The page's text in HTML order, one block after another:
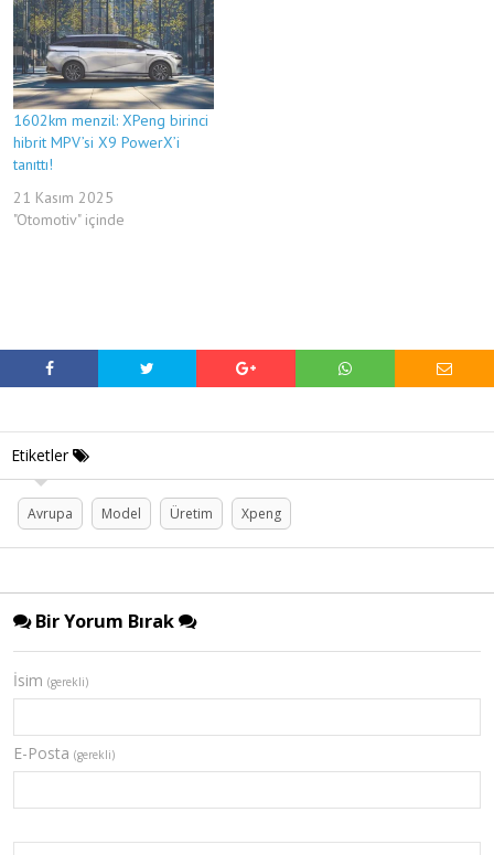
1602km menzil: XPeng birinci
hibrit MPV’si X9 PowerX’i
tanıttı!
21 Kasım 2025
"Otomotiv" içinde
Etiketler
Avrupa Model Üretim Xpeng
Bir Yorum Bırak
İsim (gerekli)
E-Posta (gerekli)